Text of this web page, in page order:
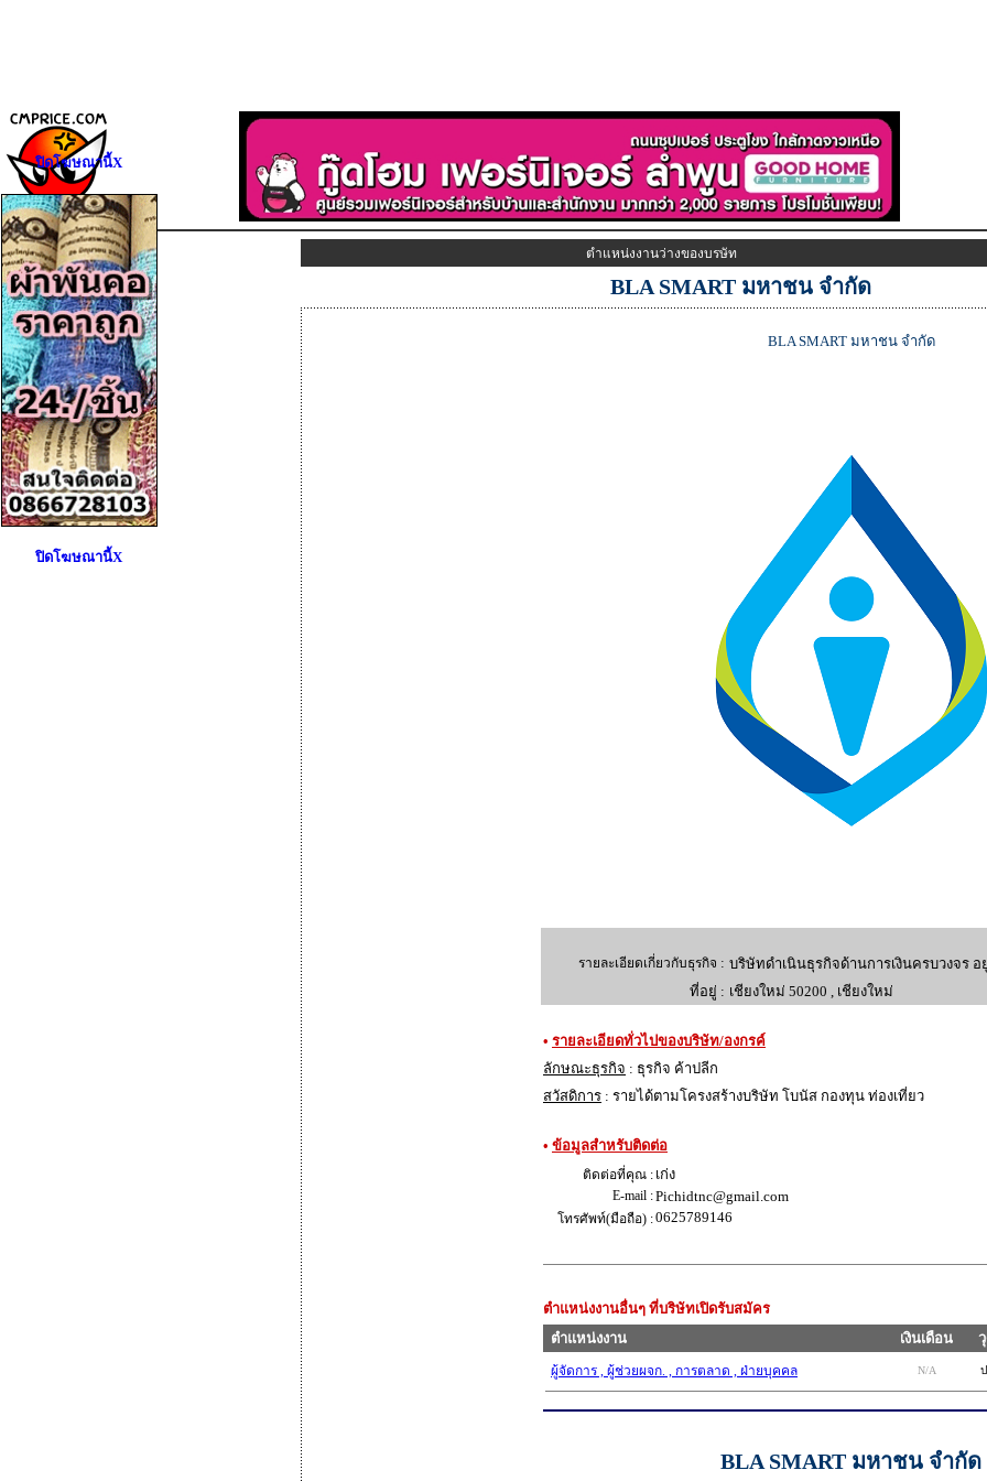
ตำแหน่งงานว่างของบรษัท
BLA SMART มหาชน จำกัด
BLA SMART มหาชน จำกัด
รายละเอียดเกี่ยวกับธุรกิจ : บริษัทดำเนินธุรกิจด้านการเงินครบวงจร
ที่อยู่ : เชียงใหม่ 50200 , เชียงใหม่
• รายละเอียดทั่วไปของบริษัท/องกรค์
ลักษณะธุรกิจ : ธุรกิจ ค้าปลีก
สวัสดิการ : รายได้ตามโครงสร้างบริษัท โบนัส กองทุน ท่องเที่ยว
• ข้อมูลสำหรับติดต่อ
ติดต่อที่คุณ : เก่ง
E-mail :Pichidtnc@gmail.com
โทรศัพท์(มือถือ) :0625789146
ตำแหน่งงานอื่นๆ ที่บริษัทเปิดรับสมัคร
ตำแหน่งงาน
เงินเดือน
ผู้จัดการ , ผู้ช่วยผจก. , การตลาด , ฝ่ายบุคคล N/A
BLA SMART มหาชน จำกัด
ปิดโฆษณานี้X
ปิดโฆษณานี้X